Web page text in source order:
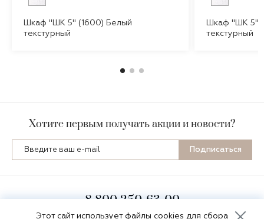
Шкаф "ШК 5" (1600) Белый
текстурный
Шкаф "ШК 5"
текстурный
Хотите первым получать акции и новости?
Подписаться
8 800 250-63-00
пн-пт 8:00-16:30 по мск
Этот сайт использует файлы cookies для сбора